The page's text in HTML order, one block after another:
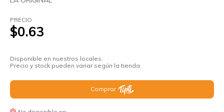
PRECIO
$0.63
Disponible en nuestros locales.
Precio y stock pueden variar según la tienda.
Comprar